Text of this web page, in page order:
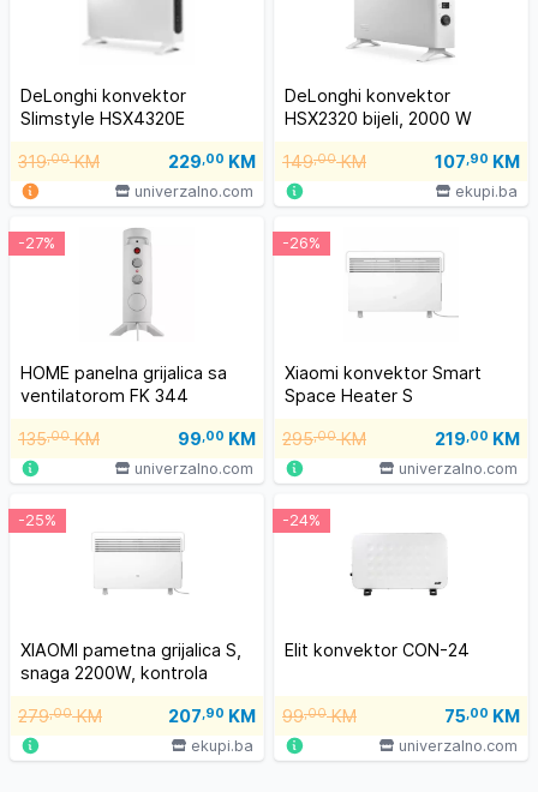
DeLonghi konvektor
Slimstyle HSX4320E
319,00KM 229,00 KM
univerzalno.com
DeLonghi konvektor
HSX2320 bijeli, 2000 W
149,00KM 107,90 KM
ekupi.ba
HOME panelna grijalica sa
ventilatorom FK 344
135,00KM 99,00 KM
univerzalno.com
-27%
Xiaomi konvektor Smart
Space Heater S
295,00KM 219,00 KM
univerzalno.com
-26%
XIAOMI pametna grijalica S,
snaga 2200W, kontrola
aplikacije
279,00KM 207,90 KM
ekupi.ba
-25%
Elit konvektor CON-24
99,00KM 75,00 KM
univerzalno.com
-24%